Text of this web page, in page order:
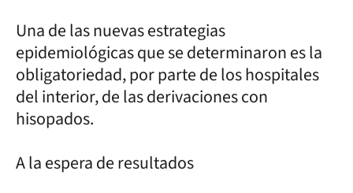
Una de las nuevas estrategias
epidemiológicas que se determinaron es la
obligatoriedad, por parte de los hospitales
del interior, de las derivaciones con
hisopados.
A la espera de resultados